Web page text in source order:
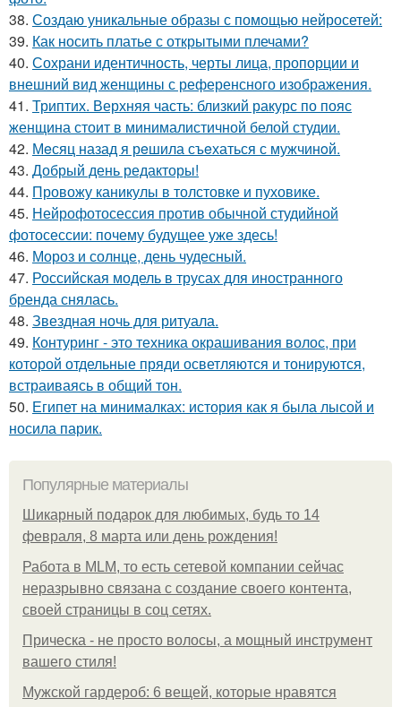
38. Создаю уникальные образы с помощью нейросетей:
39. Как носить платье с открытыми плечами?
40. Сохрани идентичность, черты лица, пропорции и
внешний вид женщины с референсного изображения.
41. Триптих. Верхняя часть: близкий ракурс по пояс
женщина стоит в минималистичной белой студии.
42. Мeсяц назад я рeшила съeхаться с мужчинoй.
43. Добрый день редакторы!
44. Провожу каникулы в толстовке и пуховике.
45. Нейрофотосессия против обычной студийной
фотосессии: почему будущее уже здесь!
46. Мороз и солнце, день чудесный.
47. Российская модель в трусах для иностранного
бренда снялась.
48. Звездная ночь для ритуала.
49. Контуринг - это техника окрашивания волос, при
которой отдельные пряди осветляются и тонируются,
встраиваясь в общий тон.
50. Египет на минималках: история как я была лысой и
носила парик.
Популярные материалы
Шикарный подарок для любимых, будь то 14
февраля, 8 марта или день рождения!
Работа в MLM, то есть сетевой компании сейчас
неразрывно связана с создание своего контента,
своей страницы в соц сетях.
Прическа - не просто волосы, а мощный инструмент
вашего стиля!
Мужской гардероб: 6 вещей, которые нравятся